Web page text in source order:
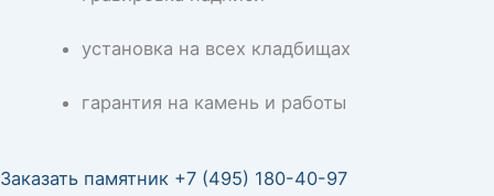
установка на всех кладбищах
гарантия на камень и работы
Заказать памятник +7 (495) 180-40-97